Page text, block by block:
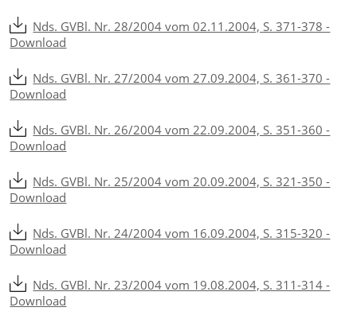
Nds. GVBl. Nr. 28/2004 vom 02.11.2004, S. 371-378 -
Download
Nds. GVBl. Nr. 27/2004 vom 27.09.2004, S. 361-370 -
Download
Nds. GVBl. Nr. 26/2004 vom 22.09.2004, S. 351-360 -
Download
Nds. GVBl. Nr. 25/2004 vom 20.09.2004, S. 321-350 -
Download
Nds. GVBl. Nr. 24/2004 vom 16.09.2004, S. 315-320 -
Download
Nds. GVBl. Nr. 23/2004 vom 19.08.2004, S. 311-314 -
Download